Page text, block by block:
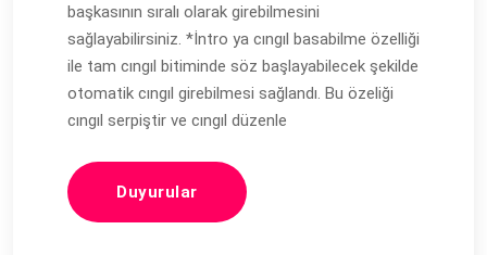
başkasının sıralı olarak girebilmesini
sağlayabilirsiniz. *İntro ya cıngıl basabilme özelliği
ile tam cıngıl bitiminde söz başlayabilecek şekilde
otomatik cıngıl girebilmesi sağlandı. Bu özeliği
cıngıl serpiştir ve cıngıl düzenle
Duyurular